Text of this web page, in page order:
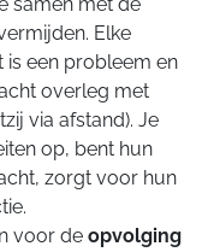
Elke
is een probleem en
overleg met
via afstand). Je
op, bent hun
zorgt voor hun
voor de opvolging